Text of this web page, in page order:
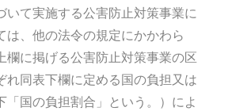
いて実施する公害防止対策事業に
は、他の法令の規定にかかわら
欄に掲げる公害防止対策事業の区
れ同表下欄に定める国の負担又は
「国の負担割合」という。）によ